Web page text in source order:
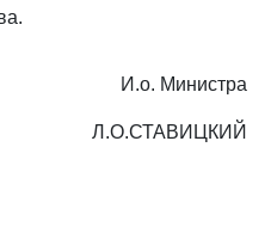
И.о. Министра
Л.О.СТАВИЦКИЙ